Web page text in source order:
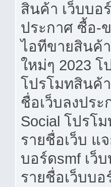
สินค้า เว็บบอ
ประกาศ ซื้อ-
ไอทีขายสินค้
ใหม่ๆ 2023
โปรโมทสินค้
ชื่อเว็บลงปร
Social โปรโ
รายชื่อเว็บ แ
บอร์ดsmf เว็
รายชื่อเว็บบ